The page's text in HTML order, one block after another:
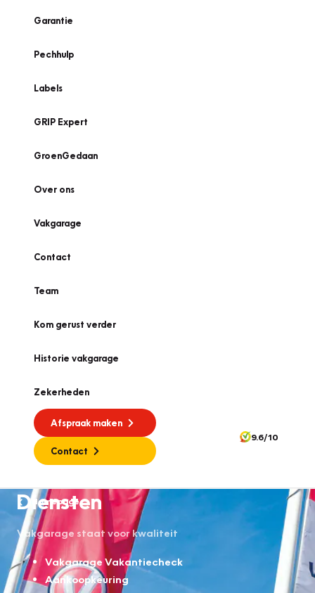
Garantie
Pechhulp
Labels
GRIP Expert
GroenGedaan
Over ons
Vakgarage
Contact
Team
Kom gerust verder
Historie vakgarage
Zekerheden
Afspraak maken
Contact
9.6/10
Homepage
Diensten
Vakgarage staat voor kwaliteit
Vakgarage Vakantiecheck
Aankoopkeuring